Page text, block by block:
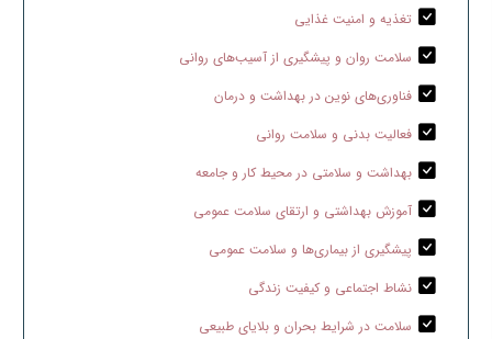
تغذیه و امنیت غذایی
سلامت روان و پیشگیری از آسیب‌های روانی
فناوری‌های نوین در بهداشت و درمان
فعالیت بدنی و سلامت روانی
بهداشت و سلامتی در محیط کار و جامعه
آموزش بهداشتی و ارتقای سلامت عمومی
پیشگیری از بیماری‌ها و سلامت عمومی
نشاط اجتماعی و کیفیت زندگی
سلامت در شرایط بحران و بلایای طبیعی